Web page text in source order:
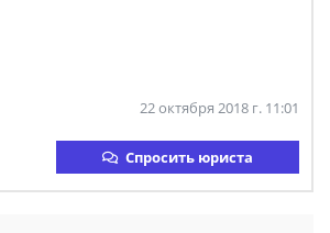
22 октября 2018 г. 11:01
Спросить юриста